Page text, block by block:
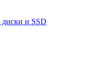
и SSD